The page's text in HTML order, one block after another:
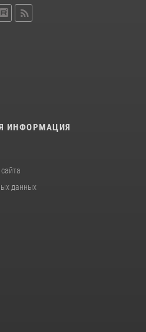
ИНФОРМАЦИЯ
данных